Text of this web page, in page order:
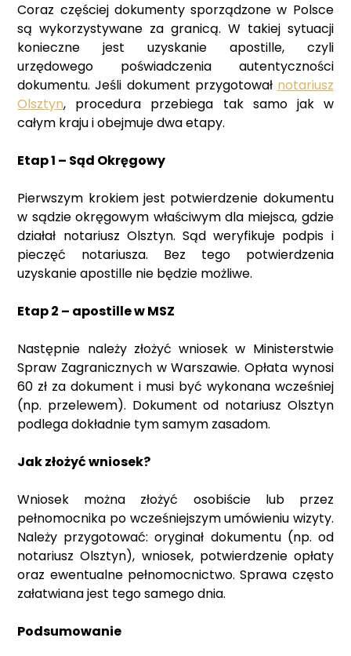
Coraz częściej dokumenty sporządzone w Polsce
są wykorzystywane za granicą. W takiej sytuacji
konieczne jest uzyskanie apostille, czyli
urzędowego poświadczenia autentyczności
dokumentu. Jeśli dokument przygotował notariusz
Olsztyn, procedura przebiega tak samo jak w
całym kraju i obejmuje dwa etapy.
Etap 1 – Sąd Okręgowy
Pierwszym krokiem jest potwierdzenie dokumentu
w sądzie okręgowym właściwym dla miejsca, gdzie
działał notariusz Olsztyn. Sąd weryfikuje podpis i
pieczęć notariusza. Bez tego potwierdzenia
uzyskanie apostille nie będzie możliwe.
Etap 2 – apostille w MSZ
Następnie należy złożyć wniosek w Ministerstwie
Spraw Zagranicznych w Warszawie. Opłata wynosi
60 zł za dokument i musi być wykonana wcześniej
(np. przelewem). Dokument od notariusz Olsztyn
podlega dokładnie tym samym zasadom.
Jak złożyć wniosek?
Wniosek można złożyć osobiście lub przez
pełnomocnika po wcześniejszym umówieniu wizyty.
Należy przygotować: oryginał dokumentu (np. od
notariusz Olsztyn), wniosek, potwierdzenie opłaty
oraz ewentualne pełnomocnictwo. Sprawa często
załatwiana jest tego samego dnia.
Podsumowanie